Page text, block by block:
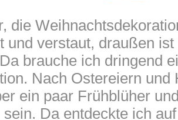
die
und verstaut, draußen
brauche ich dringend
Nach Ostereiern und
ein paar Frühblüher
sein. Da entdeckte ich